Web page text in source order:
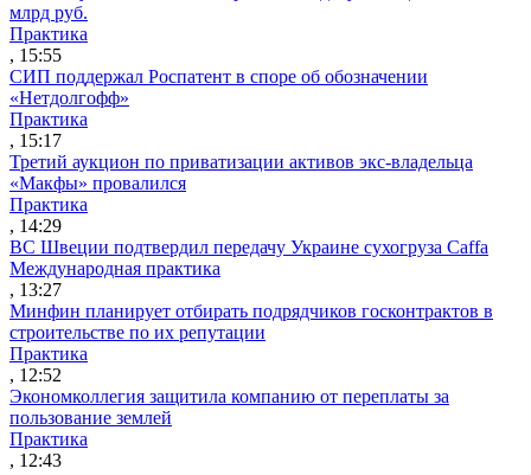
млрд руб.
Практика
, 15:55
СИП поддержал Роспатент в споре об обозначении
«Нетдолгофф»
Практика
, 15:17
Третий аукцион по приватизации активов экс-владельца
«Макфы» провалился
Практика
, 14:29
ВС Швеции подтвердил передачу Украине сухогруза Caffa
Международная практика
, 13:27
Минфин планирует отбирать подрядчиков госконтрактов в
строительстве по их репутации
Практика
, 12:52
Экономколлегия защитила компанию от переплаты за
пользование землей
Практика
, 12:43